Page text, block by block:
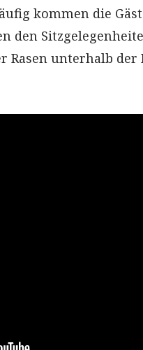
kommen die
den
Rasen unterhalb der